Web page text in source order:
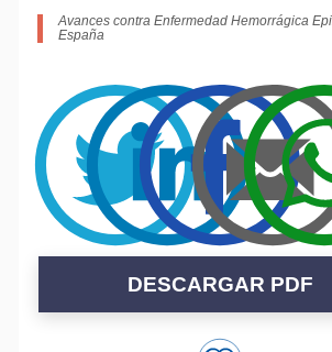
Avances contra Enfermedad Hemorrágica
España
DESCARGAR PDF